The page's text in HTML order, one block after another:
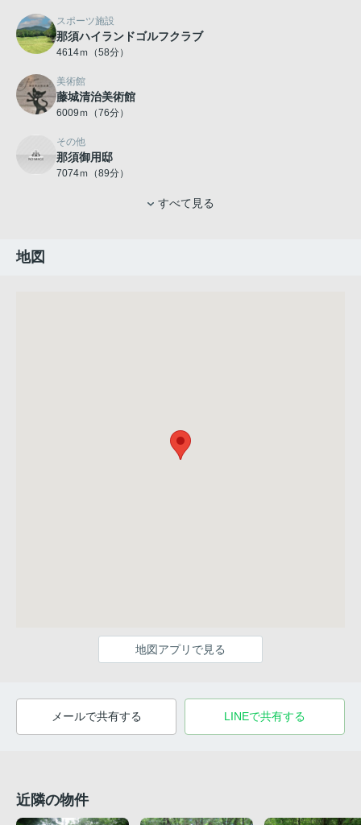
スポーツ施設
那須ハイランドゴルフクラブ
4614ｍ（58分）
美術館
藤城清治美術館
6009ｍ（76分）
その他
那須御用邸
7074ｍ（89分）
すべて見る
地図
地図アプリで見る
メールで共有する LINEで共有する
近隣の物件